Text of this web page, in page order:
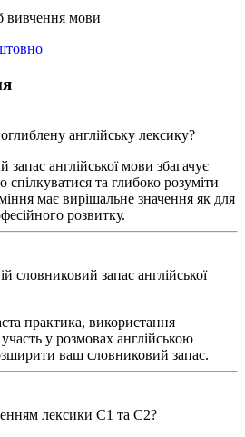
вивчення мови
англійську лексику?
англійської мови збагачує
спілкуватися та глибоко розуміти
має вирішальне значення як для
розвитку.
словниковий запас англійської
практика, використання
у розмовах англійською
ваш словниковий запас.
лексики C1 та C2?